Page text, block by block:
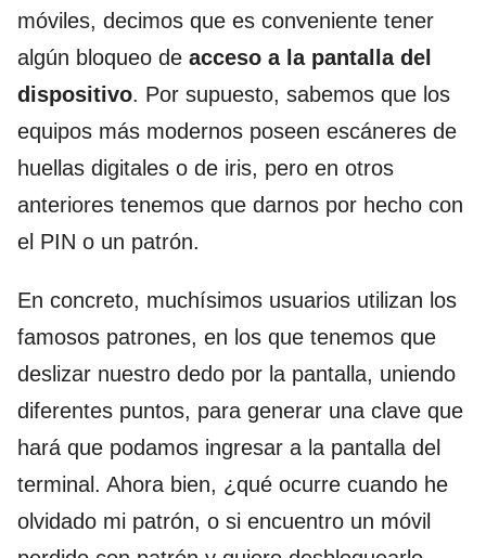
móviles, decimos que es conveniente tener
algún bloqueo de acceso a la pantalla del
dispositivo. Por supuesto, sabemos que los
equipos más modernos poseen escáneres de
huellas digitales o de iris, pero en otros
anteriores tenemos que darnos por hecho con
el PIN o un patrón.
En concreto, muchísimos usuarios utilizan los
famosos patrones, en los que tenemos que
deslizar nuestro dedo por la pantalla, uniendo
diferentes puntos, para generar una clave que
hará que podamos ingresar a la pantalla del
terminal. Ahora bien, ¿qué ocurre cuando he
olvidado mi patrón, o si encuentro un móvil